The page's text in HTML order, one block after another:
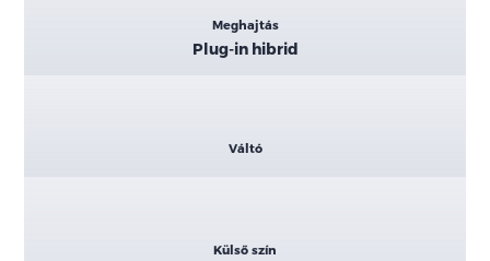
Meghajtás
Plug-in hibrid
Váltó
Külső szín